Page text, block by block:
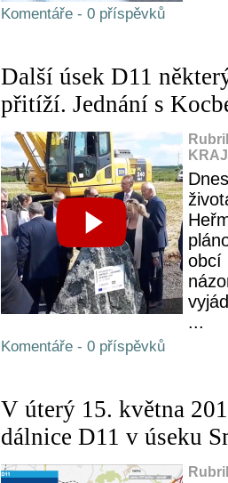
Komentáře - 0 příspěvků
Další úsek D11
přitíží. Jednání s
obcí
...
Komentáře - 0 příspěvků
V úterý 15. května
dálnice D11 v úseku